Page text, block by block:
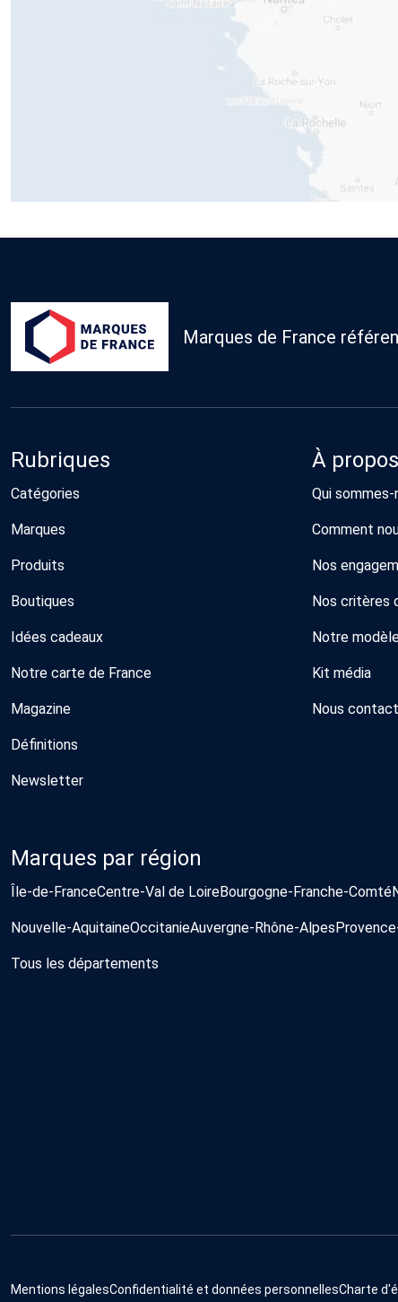
Marques de France
Rubriques
Catégories
Marques
Produits
Boutiques
Idées cadeaux
Notre carte de France
Magazine
Définitions
Newsletter
À propos
Qui sommes-
Comment
Nos
Nos critères
Notre
Kit média
Nous
Marques par région
Île-de-FranceCentre-Val de LoireBourgogne-Franche-Comté
Nouvelle-AquitaineOccitanieAuvergne-Rhône-Alpes
Tous les départements
Mentions légalesConfidentialité et données personnellesCharte